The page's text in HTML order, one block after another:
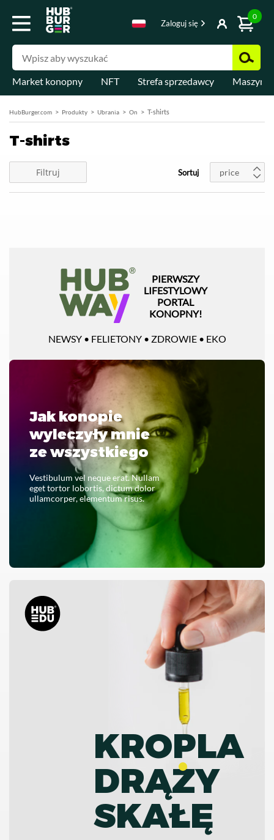
Zaloguj się
0
Market konopny NFT Strefa sprzedawcy Maszyny
HubBurger.com Produkty Ubrania On T-shirts
T-shirts
Filtruj Sortuj price
PIERWSZY
LIFESTYLOWY
PORTAL
KONOPNY!
NEWSY • FELIETONY • ZDROWIE • EKO
Jak konopie
wyleczyły mnie
ze wszystkiego
Vestibulum vel neque erat. Nullam
eget tortor lobortis, dictum dolor
ullamcorper, elementum risus.
CZYTAJ CAŁOŚĆ
KROPLA
DRĄZY
SKAŁĘ